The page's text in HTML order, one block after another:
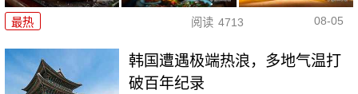
最热 阅读 4713 08-05
韩国遭遇极端热浪，多地气温打
破百年纪录